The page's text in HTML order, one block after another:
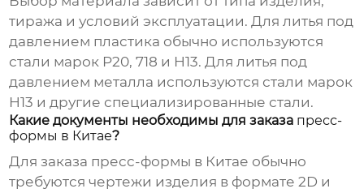
тиража и условий эксплуатации. Для литья под
давлением пластика обычно используются
стали марок P20, 718 и H13. Для литья под
давлением металла используются стали марок
H13 и другие специализированные стали.
Какие документы необходимы для заказа пресс-
формы в Китае?
Для заказа пресс-формы в Китае обычно
требуются чертежи изделия в формате 2D и